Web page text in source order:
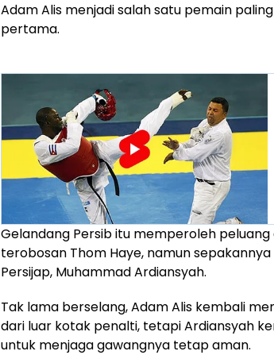
Adam Alis menjadi salah satu pemain
pertama.
Gelandang Persib itu memperoleh
terobosan Thom Haye, namun
Persijap, Muhammad Ardiansyah.
Tak lama berselang, Adam Alis kembali
dari luar kotak penalti, tetapi Ardiansyah
untuk menjaga gawangnya tetap aman.